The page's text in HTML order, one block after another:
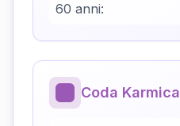
60 anni:
Coda Karmica